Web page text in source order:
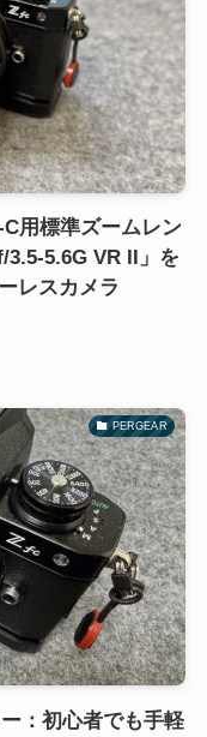
C用標準ズームレン
3.5-5.6G VR II」を
レスカメラ
PERGEAR
：初心者でも手軽